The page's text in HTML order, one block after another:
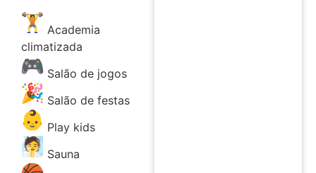
Academia
climatizada
Salão de jogos
Salão de festas
Play kids
Sauna